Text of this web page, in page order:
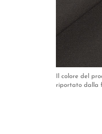
Il colore del
riportato dalla